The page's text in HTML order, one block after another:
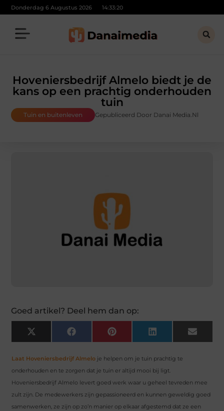
Donderdag 6 Augustus 2026 14:33:20
Hoveniersbedrijf Almelo biedt je de
kans op een prachtig onderhouden
tuin
Tuin en buitenleven Gepubliceerd Door Danai Media.nl
Goed artikel? Deel hem dan op:
X
(Twitter)
FacebookPinterest LinkedIn Email
Laat Hoveniersbedrijf Almelo je helpen om je tuin prachtig te
onderhouden en te zorgen dat je tuin er altijd mooi bij ligt.
Hoveniersbedrijf Almelo levert goed werk waar u geheel tevreden mee
zult zijn. De medewerkers zijn gepassioneerd en kunnen geweldig goed
samenwerken, ze zijn op zo’n manier op elkaar afgestemd dat ze een